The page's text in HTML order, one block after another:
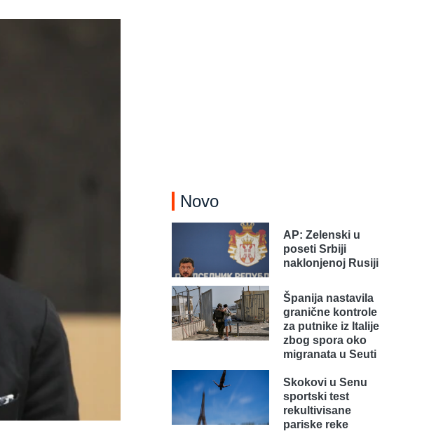
Novo
AP: Zelenski u
poseti Srbiji
naklonjenoj Rusiji
Španija nastavila
granične kontrole
za putnike iz Italije
zbog spora oko
migranata u Seuti
Skokovi u Senu
sportski test
rekultivisane
pariske reke